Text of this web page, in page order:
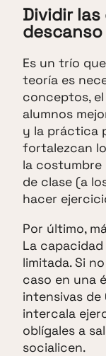
Dividir
Es un trío
teoría es
conceptos,
alumnos
y la práctica
fortalezcan
la costumbre
de clase (a
hacer
Por último,
La
limitada. Si
caso en una
intensivas de
intercala
oblígales a
socialicen.